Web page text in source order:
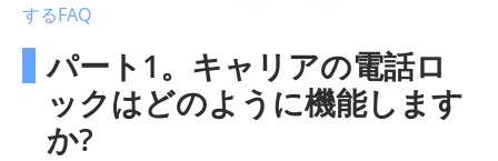
するFAQ
パート1。キャリアの電話ロ
ックはどのように機能します
か?